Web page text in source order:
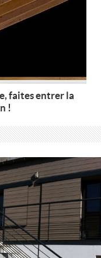
faites entrer la
!